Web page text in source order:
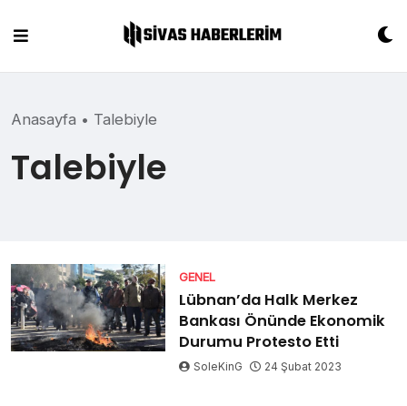
content
Anasayfa • Talebiyle
Talebiyle
GENEL
Lübnan’da Halk Merkez
Bankası Önünde Ekonomik
Durumu Protesto Etti
SoleKinG 24 Şubat 2023